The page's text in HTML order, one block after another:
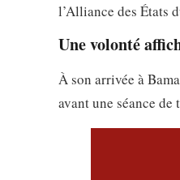
l’Alliance des États
Une volonté
À son arrivée à
avant une séance